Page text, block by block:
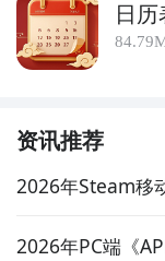
日历
资讯推荐
2026年Steam移
2026年PC端《